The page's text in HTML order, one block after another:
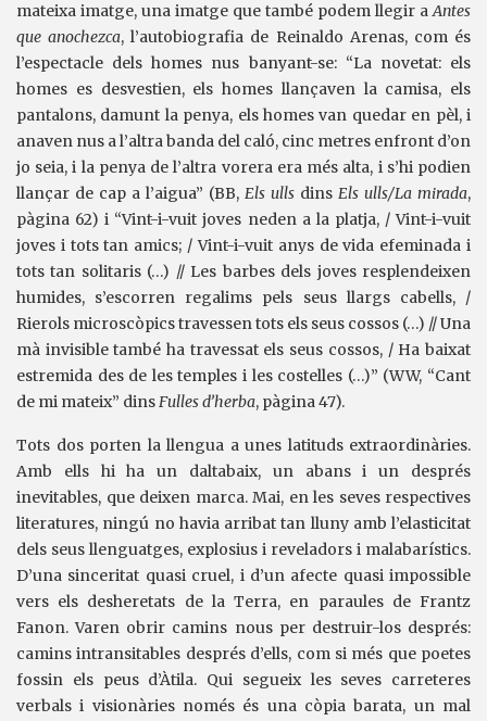
mateixa imatge, una imatge que també podem llegir aAntes
que anochezca, l’autobiografia de Reinaldo Arenas, com és
l’espectacle dels homes nus banyant-se: “La novetat: els
homes es desvestien, els homes llançaven la camisa, els
pantalons, damunt la penya, els homes van quedar en pèl, i
anaven nus a l’altra banda del caló, cinc metres enfront d’on
jo seia, i la penya de l’altra vorera era més alta, i s’hi podien
llançar de cap a l’aigua” (BB, Els ulls dins Els ulls/La mirada,
pàgina 62) i “Vint-i-vuit joves neden a la platja, / Vint-i-vuit
joves i tots tan amics; / Vint-i-vuit anys de vida efeminada i
tots tan solitaris (…) // Les barbes dels joves resplendeixen
humides, s’escorren regalims pels seus llargs cabells, /
Rierols microscòpics travessen tots els seus cossos (…) // Una
mà invisible també ha travessat els seus cossos, / Ha baixat
estremida des de les temples i les costelles (…)” (WW, “Cant
de mi mateix” dinsFulles d’herba, pàgina 47).
Tots dos porten la llengua a unes latituds extraordinàries.
Amb ells hi ha un daltabaix, un abans i un després
inevitables, que deixen marca. Mai, en les seves respectives
literatures, ningú no havia arribat tan lluny amb l’elasticitat
dels seus llenguatges, explosius i reveladors i malabarístics.
D’una sinceritat quasi cruel, i d’un afecte quasi impossible
vers els desheretats de la Terra, en paraules de Frantz
Fanon. Varen obrir camins nous per destruir-los després:
camins intransitables després d’ells, com si més que poetes
fossin els peus d’Àtila. Qui segueix les seves carreteres
verbals i visionàries només és una còpia barata, un mal